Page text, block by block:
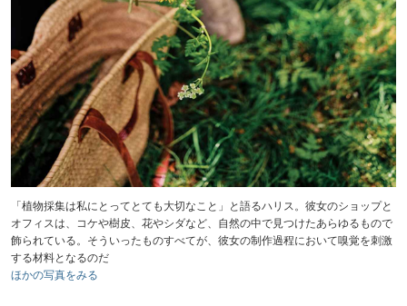
「植物採集は私にとってとても大切なこと」と語るハリス。彼女のショップと
オフィスは、コケや樹皮、花やシダなど、自然の中で見つけたあらゆるもので
飾られている。そういったものすべてが、彼女の制作過程において嗅覚を刺激
する材料となるのだ
ほかの写真をみる